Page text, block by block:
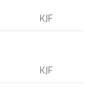
KJF
KJF